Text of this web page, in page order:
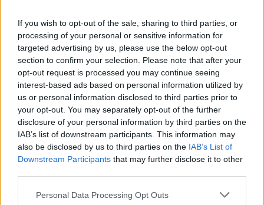
If you wish to opt-out of the sale, sharing to third parties, or
processing of your personal or sensitive information for
targeted advertising by us, please use the below opt-out
section to confirm your selection. Please note that after your
opt-out request is processed you may continue seeing
interest-based ads based on personal information utilized by
us or personal information disclosed to third parties prior to
your opt-out. You may separately opt-out of the further
disclosure of your personal information by third parties on the
IAB’s list of downstream participants. This information may
also be disclosed by us to third parties on the IAB’s List of
Downstream Participants that may further disclose it to other
Personal Data Processing Opt Outs
cui viviamo”, h a dichiaratoDr. Sokwoo Rhee,Vicepresidente Senior
dell’innovazione di LG e Presidente di LG NOVA, il centro
nordamericano per l’innovazione di LG. “Per noi, questo impegno si
traduce in uno sviluppo innovativo del prodotto mirato a migliorare
sia l’esperienza di consumo sia il modo in cui offriamo servizi per la
casa. Attendiamo con impazienza questa collaborazione e tutte le
future opportunità.”
“Facendo affidamento sulla sua vasta gamma di prodotti, sulle
soluzioni per la connettività e l’esperienza ingegneristica, LG può
contribuire allo sviluppo dell’Alliance grazie alla sua grande energia
e alla copertura di mercato, ma è sicuramente la dedizione